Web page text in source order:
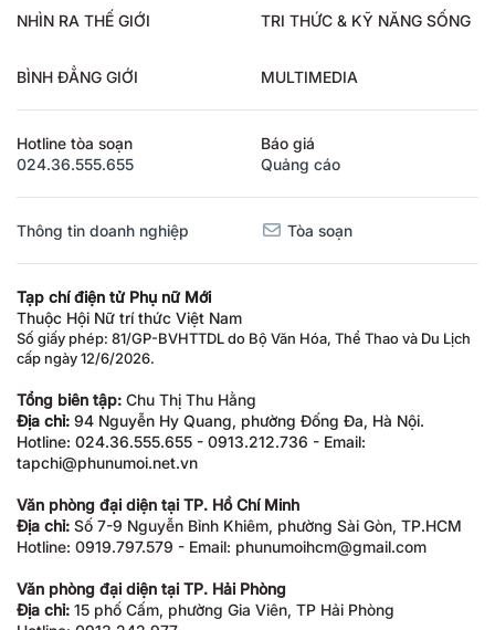
NHÌN RA THẾ GIỚI TRI THỨC & KỸ NĂNG SỐNG
BÌNH ĐẲNG GIỚI MULTIMEDIA
Hotline tòa soạn
024.36.555.655
Báo giá
Quảng cáo
Thông tin doanh nghiệp Tòa soạn
Tạp chí điện tử Phụ nữ Mới
Thuộc Hội Nữ trí thức Việt Nam
Số giấy phép: 81/GP-BVHTTDL do Bộ Văn Hóa, Thể Thao và Du Lịch
cấp ngày 12/6/2026.
Tổng biên tập: Chu Thị Thu Hằng
Địa chỉ: 94 Nguyễn Hy Quang, phường Đống Đa, Hà Nội.
Hotline: 024.36.555.655 - 0913.212.736 - Email:
tapchi@phunumoi.net.vn
Văn phòng đại diện tại TP. Hồ Chí Minh
Địa chỉ: Số 7-9 Nguyễn Bỉnh Khiêm, phường Sài Gòn, TP.HCM
Hotline: 0919.797.579 - Email: phunumoihcm@gmail.com
Văn phòng đại diện tại TP. Hải Phòng
Địa chỉ: 15 phố Cấm, phường Gia Viên, TP Hải Phòng